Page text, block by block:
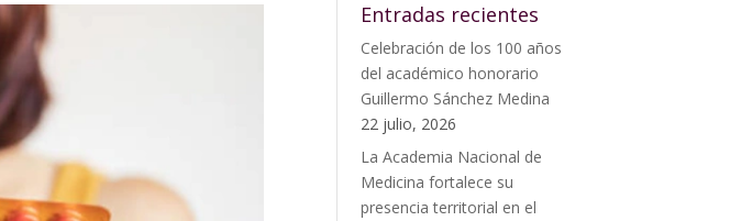
Entradas recientes
Celebración de los 100 años
del académico honorario
Guillermo Sánchez Medina
22 julio, 2026
La Academia Nacional de
Medicina fortalece su
presencia territorial en el